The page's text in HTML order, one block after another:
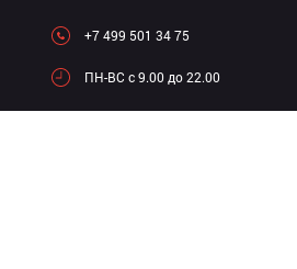
+7 499 501 34 75
ПН-ВC c 9.00 до 22.00